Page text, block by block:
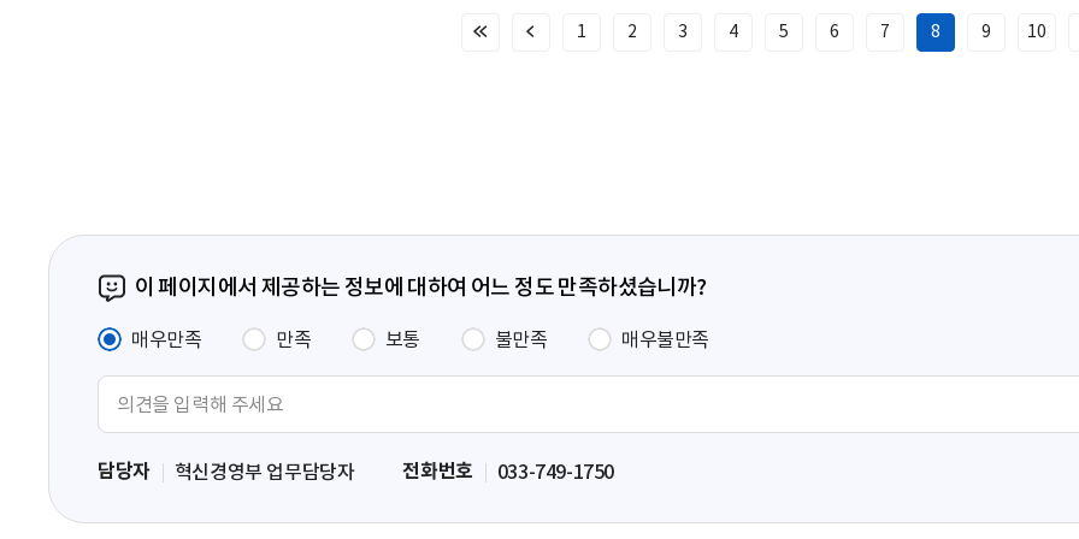
처
이
1 2 3 4 5 6 7 8 9 10
이 페이지에서 제공하는 정보에 대하여 어느 정도 만족하셨습니까?
매우만족 만족 보통 불만족 매우불만족
력
담당자 혁신경영부 업무담당자 전화번호 033-749-1750